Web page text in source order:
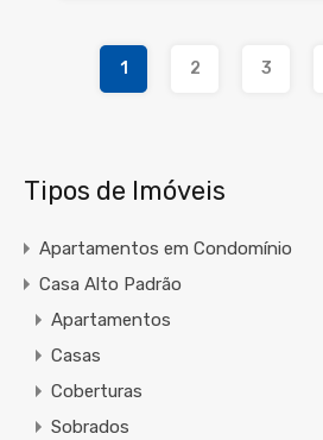
1 2 3
Tipos de Imóveis
Apartamentos em Condomínio
Casa Alto Padrão
Apartamentos
Casas
Coberturas
Sobrados